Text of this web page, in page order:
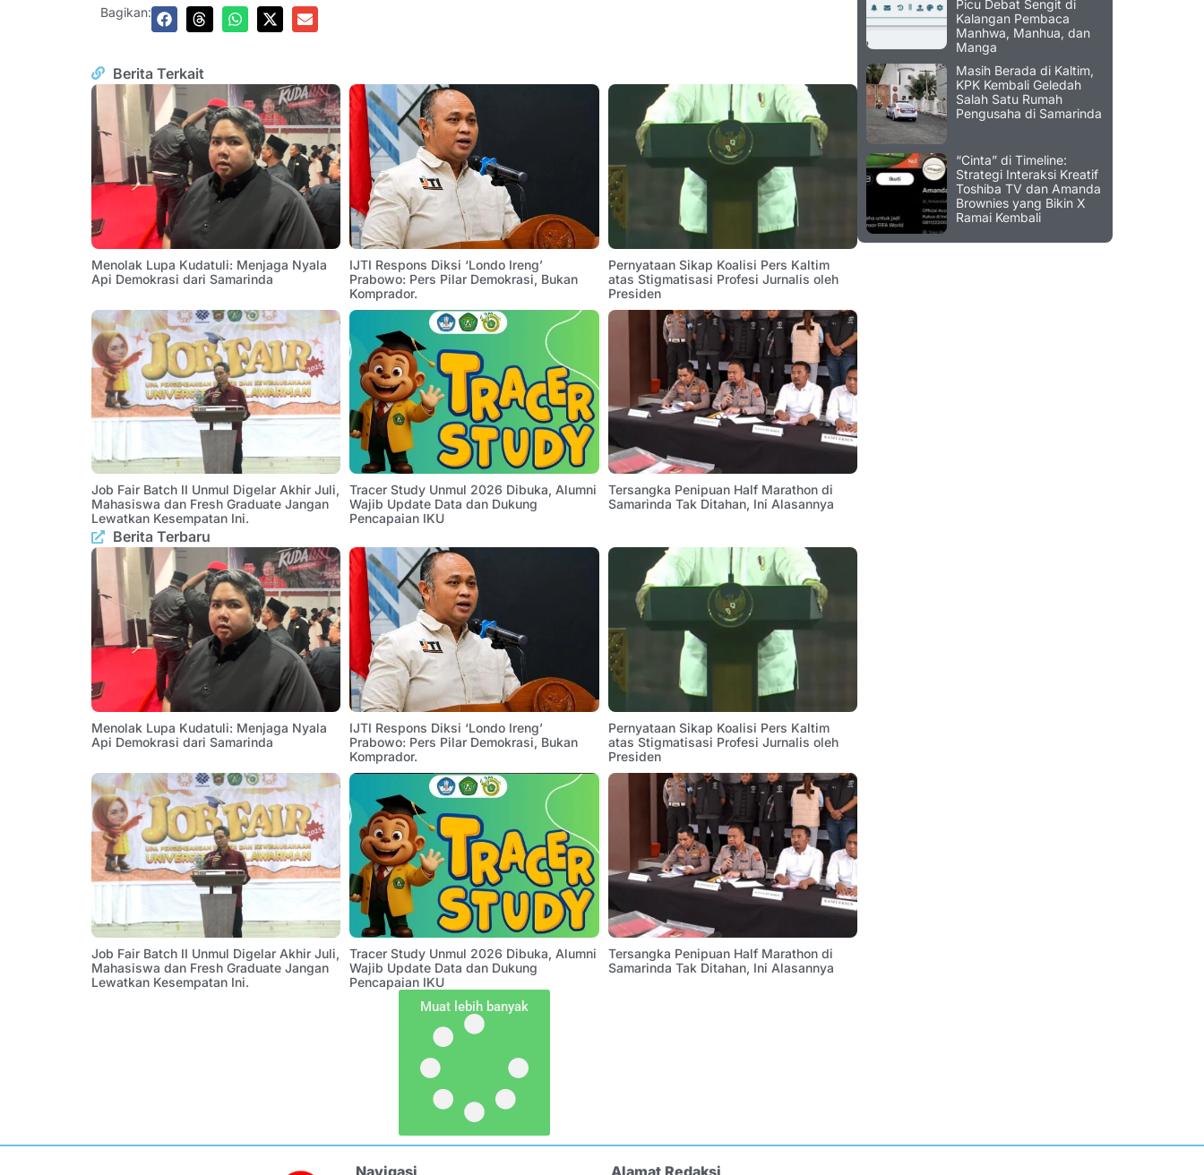
Bagikan:
Berita Terkait
Menolak Lupa Kudatuli: Menjaga Nyala
Api Demokrasi dari Samarinda
IJTI Respons Diksi ‘Londo Ireng’
Prabowo: Pers Pilar Demokrasi, Bukan
Komprador.
Pernyataan Sikap Koalisi Pers Kaltim
atas Stigmatisasi Profesi Jurnalis oleh
Presiden
Job Fair Batch II Unmul Digelar Akhir Juli,
Mahasiswa dan Fresh Graduate Jangan
Lewatkan Kesempatan Ini.
Tracer Study Unmul 2026 Dibuka, Alumni
Wajib Update Data dan Dukung
Pencapaian IKU
Tersangka Penipuan Half Marathon di
Samarinda Tak Ditahan, Ini Alasannya
Berita Terbaru
Menolak Lupa Kudatuli: Menjaga Nyala
Api Demokrasi dari Samarinda
IJTI Respons Diksi ‘Londo Ireng’
Prabowo: Pers Pilar Demokrasi, Bukan
Komprador.
Pernyataan Sikap Koalisi Pers Kaltim
atas Stigmatisasi Profesi Jurnalis oleh
Presiden
Job Fair Batch II Unmul Digelar Akhir Juli,
Mahasiswa dan Fresh Graduate Jangan
Lewatkan Kesempatan Ini.
Tracer Study Unmul 2026 Dibuka, Alumni
Wajib Update Data dan Dukung
Pencapaian IKU
Tersangka Penipuan Half Marathon di
Samarinda Tak Ditahan, Ini Alasannya
Muat lebih banyak
Picu Debat Sengit di
Kalangan Pembaca
Manhwa, Manhua, dan
Manga
Masih Berada di Kaltim,
KPK Kembali Geledah
Salah Satu Rumah
Pengusaha di Samarinda
“Cinta” di Timeline:
Strategi Interaksi Kreatif
Toshiba TV dan Amanda
Brownies yang Bikin X
Ramai Kembali
Navigasi Alamat Redaksi